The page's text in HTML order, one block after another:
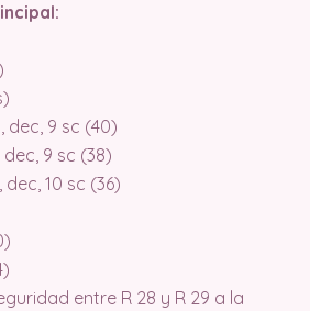
dec, 9 sc (40)
dec, 9 sc (38)
dec, 10 sc (36)
entre R 28 y R 29 a la